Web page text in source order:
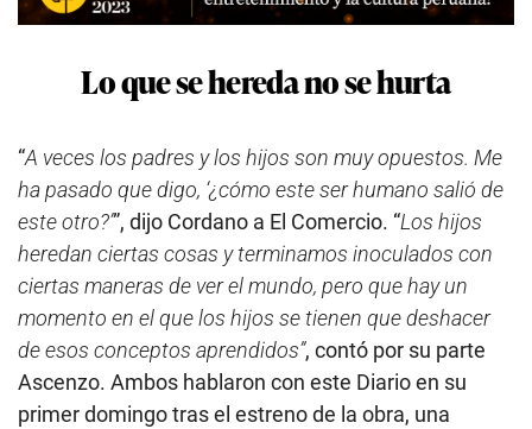
Lo que se hereda no se hurta
“A veces los padres y los hijos son muy opuestos. Me
ha pasado que digo, ‘¿cómo este ser humano salió de
este otro?’”, dijo Cordano a El Comercio. “Los hijos
heredan ciertas cosas y terminamos inoculados con
ciertas maneras de ver el mundo, pero que hay un
momento en el que los hijos se tienen que deshacer
de esos conceptos aprendidos”, contó por su parte
Ascenzo. Ambos hablaron con este Diario en su
primer domingo tras el estreno de la obra, una